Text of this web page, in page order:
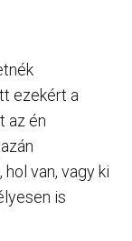
ezekért a
az én
van, vagy ki
is